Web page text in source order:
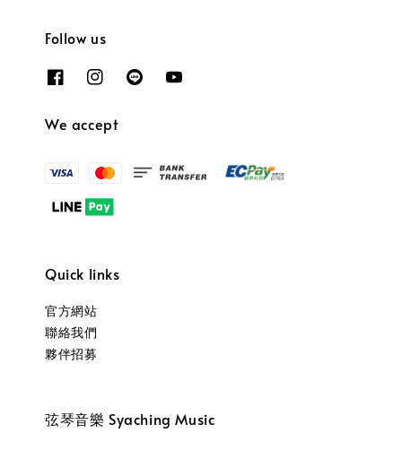
Follow us
We accept
Quick links
官方網站
聯絡我們
夥伴招募
弦琴音樂 Syaching Music